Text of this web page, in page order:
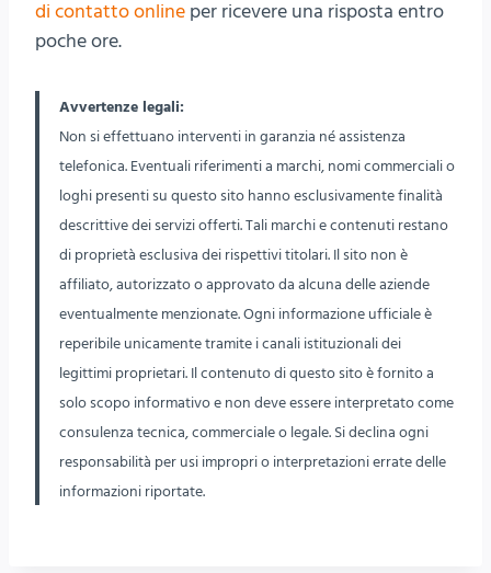
di contatto online per ricevere una risposta entro
poche ore.
Avvertenze legali:
Non si effettuano interventi in garanzia né assistenza
telefonica. Eventuali riferimenti a marchi, nomi commerciali o
loghi presenti su questo sito hanno esclusivamente finalità
descrittive dei servizi offerti. Tali marchi e contenuti restano
di proprietà esclusiva dei rispettivi titolari. Il sito non è
affiliato, autorizzato o approvato da alcuna delle aziende
eventualmente menzionate. Ogni informazione ufficiale è
reperibile unicamente tramite i canali istituzionali dei
legittimi proprietari. Il contenuto di questo sito è fornito a
solo scopo informativo e non deve essere interpretato come
consulenza tecnica, commerciale o legale. Si declina ogni
responsabilità per usi impropri o interpretazioni errate delle
informazioni riportate.